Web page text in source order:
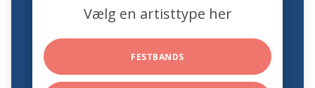
Vælg en artisttype her
FESTBANDS